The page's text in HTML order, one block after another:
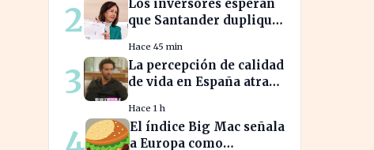
cubrirla
2
Los inversores esperan
que Santander duplique
años, según GVC Gaesco
Hace 45 min
3
La percepción de calidad
de vida en España atrae
impuestos más altos
Hace 1 h
El índice Big Mac señala
a Europa como